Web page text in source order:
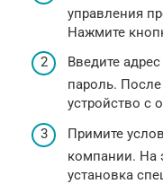
управления
Нажмите
Введите
пароль.
устройство с
Примите
компании. На
установка